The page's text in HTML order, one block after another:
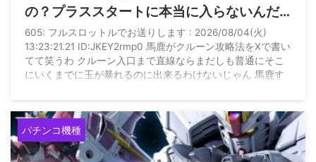
の？プラススタートに本当に入らないんだ
が
605: フルスロットルでお送りします : 2026/08/04(火)
13:23:21.21 ID:JKEY2rmp0 馬鹿がクルーン攻略法をXで書い
てて笑うわ クルーン入口まで直線ならまだしも普通にそこ
にいくまでに玉が暴れるのに出来るわけないじゃん 馬鹿す
パチンコ機種